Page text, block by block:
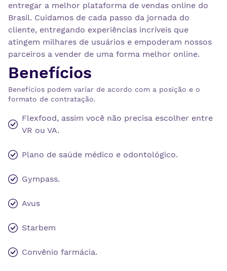
entregar a melhor plataforma de vendas online do
Brasil. Cuidamos de cada passo da jornada do
cliente, entregando experiências incríveis que
atingem milhares de usuários e empoderam nossos
parceiros a vender de uma forma melhor online.
Benefícios
Benefícios podem variar de acordo com a posição e o
formato de contratação.
Flexfood, assim você não precisa escolher entre
VR ou VA.
Plano de saúde médico e odontológico.
Gympass.
Avus
Starbem
Convênio farmácia.